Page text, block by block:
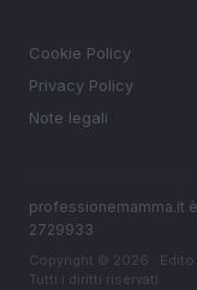
Cookie Policy
Privacy Policy
Note legali
professionemamma.it
2729933
Copyright © 2026 ·
Tutti i diritti riservati